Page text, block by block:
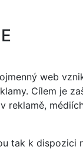
web
Cílem je
reklamě,
tak k